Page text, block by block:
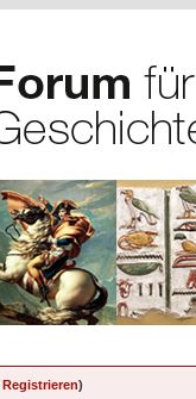
Registrieren)